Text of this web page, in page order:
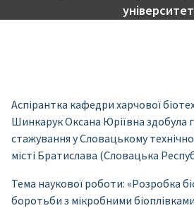
Аспірантка кафедри харчової
Шинкарук Оксана Юріївна здобула
стажування у Словацькому
місті Братислава (Словацька
Тема наукової роботи: «Розробка
боротьби з мікробними